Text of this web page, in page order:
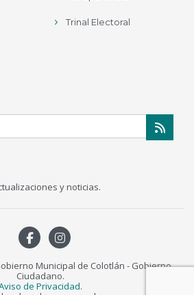
Trinal Electoral
y noticias.
Municipal de Colotlán - Gobierno
Ciudadano.
de Privacidad.